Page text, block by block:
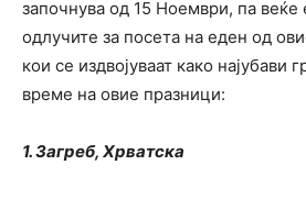
започнува од 15 Ноември, па веќе
одлучите за посета на еден од
кои се издвојуваат како најубави
време на овие празници:
1. Загреб, Хрватска